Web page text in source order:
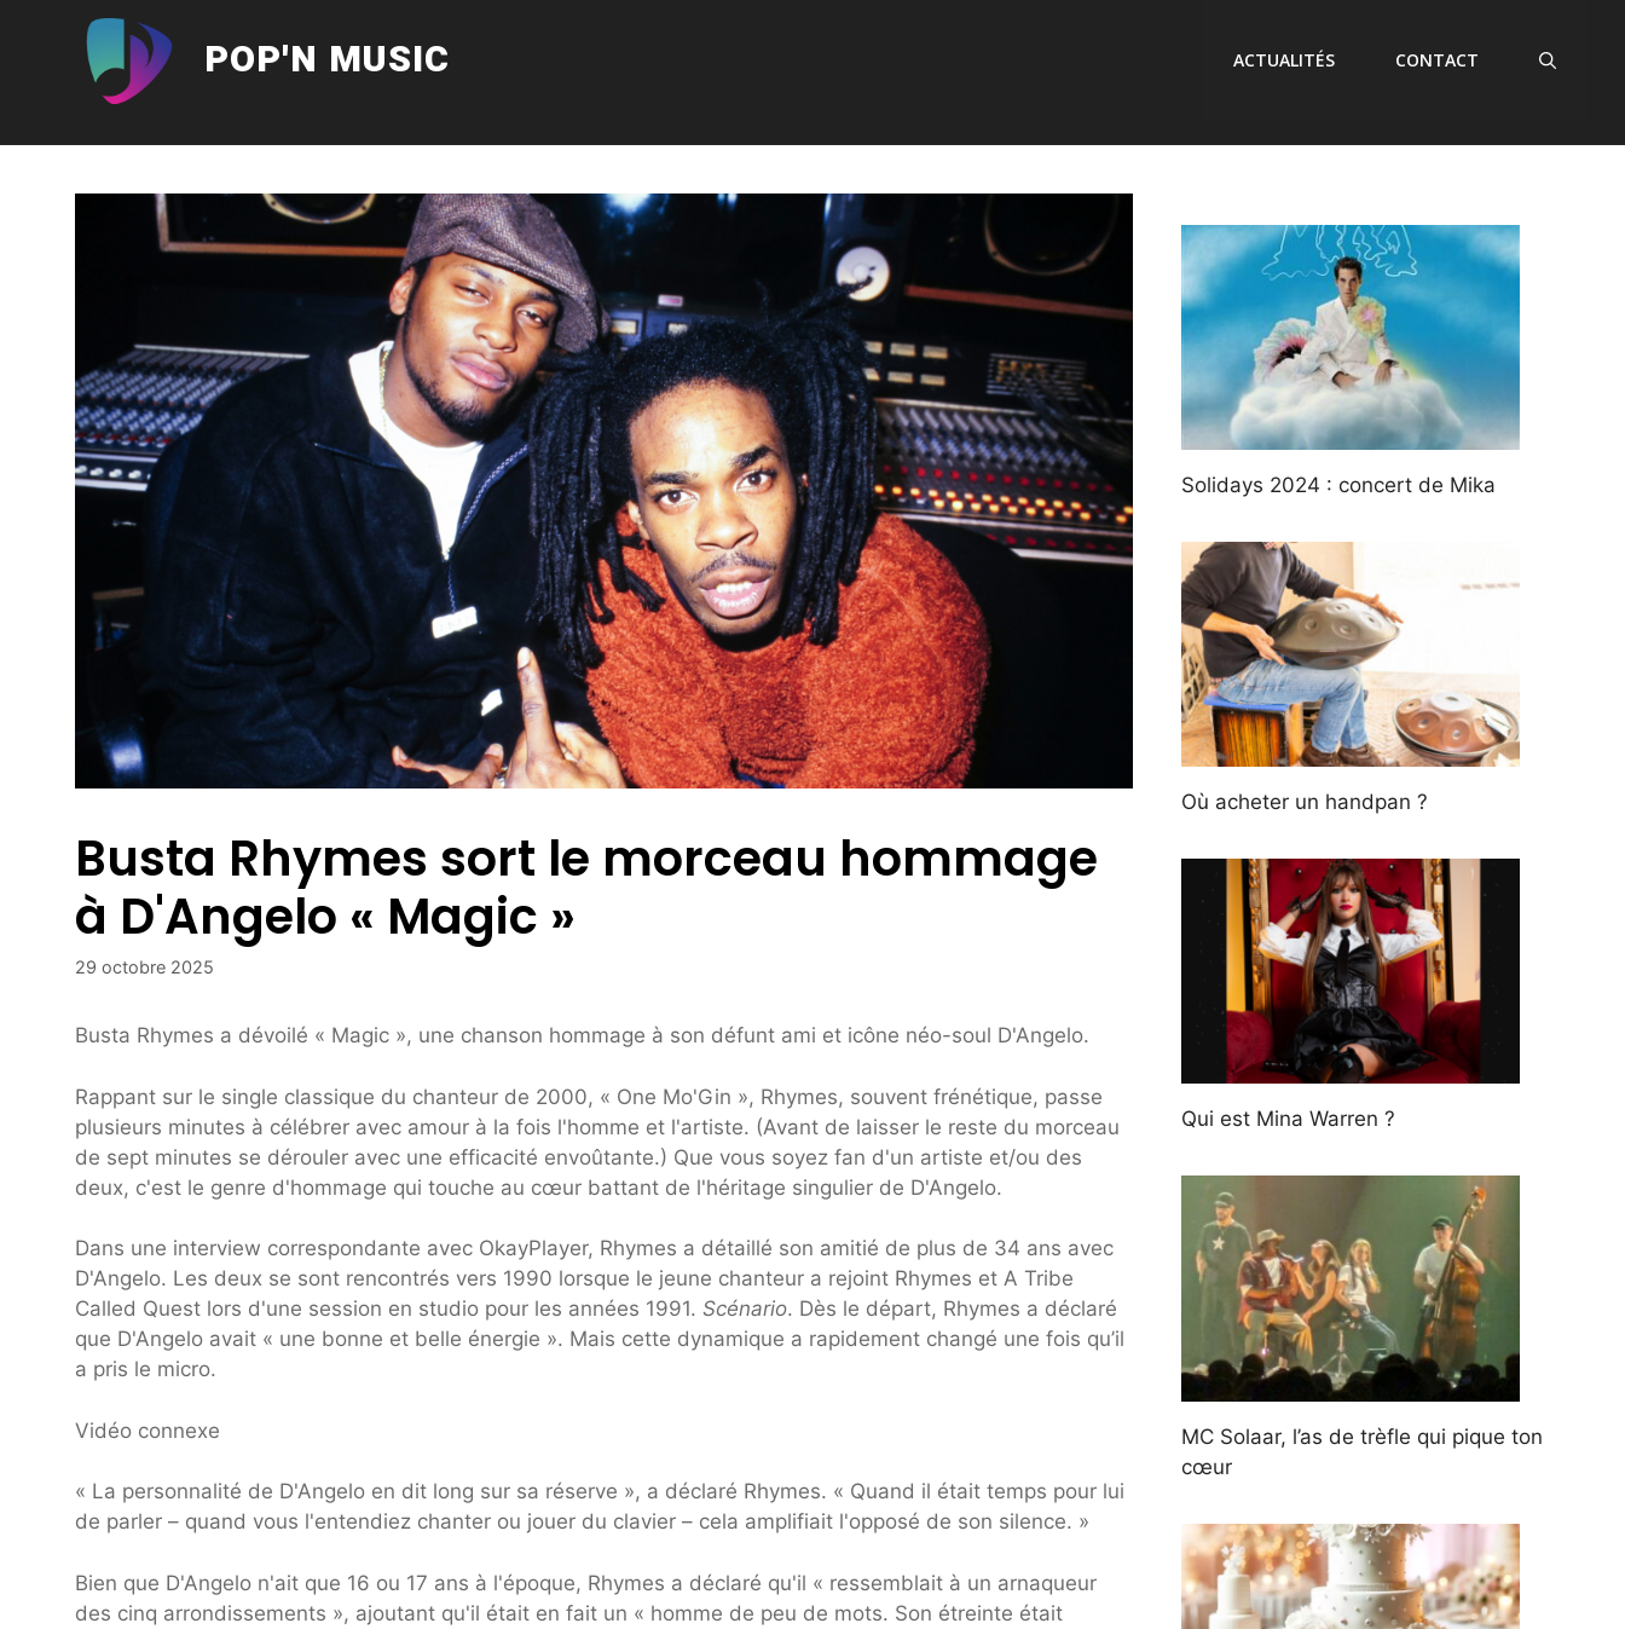
POP'N MUSIC ACTUALITÉS CONTACT
Busta Rhymes sort le morceau hommage
à D'Angelo « Magic »
29 octobre 2025
Busta Rhymes a dévoilé « Magic », une chanson hommage à son défunt ami et icône néo-soul D'Angelo.
Rappant sur le single classique du chanteur de 2000, « One Mo'Gin », Rhymes, souvent frénétique, passe
plusieurs minutes à célébrer avec amour à la fois l'homme et l'artiste. (Avant de laisser le reste du morceau
de sept minutes se dérouler avec une efficacité envoûtante.) Que vous soyez fan d'un artiste et/ou des
deux, c'est le genre d'hommage qui touche au cœur battant de l'héritage singulier de D'Angelo.
Dans une interview correspondante avec OkayPlayer, Rhymes a détaillé son amitié de plus de 34 ans avec
D'Angelo. Les deux se sont rencontrés vers 1990 lorsque le jeune chanteur a rejoint Rhymes et A Tribe
Called Quest lors d'une session en studio pour les années 1991. Scénario. Dès le départ, Rhymes a déclaré
que D'Angelo avait « une bonne et belle énergie ». Mais cette dynamique a rapidement changé une fois qu’il
a pris le micro.
Vidéo connexe
« La personnalité de D'Angelo en dit long sur sa réserve », a déclaré Rhymes. « Quand il était temps pour lui
de parler – quand vous l'entendiez chanter ou jouer du clavier – cela amplifiait l'opposé de son silence. »
Bien que D'Angelo n'ait que 16 ou 17 ans à l'époque, Rhymes a déclaré qu'il « ressemblait à un arnaqueur
des cinq arrondissements », ajoutant qu'il était en fait un « homme de peu de mots. Son étreinte était
Solidays 2024 : concert de Mika
Où acheter un handpan ?
Qui est Mina Warren ?
MC Solaar, l’as de trèfle qui pique ton
cœur